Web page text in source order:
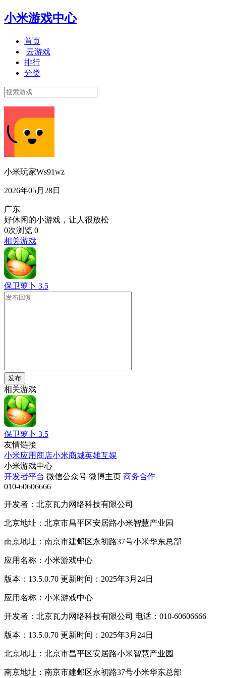
小米游戏中心
首页
云游戏
排行
分类
小米玩家Ws91wz
2026年05月28日
广东
好休闲的小游戏，让人很放松
0次浏览 0
相关游戏
保卫萝卜 3.5
发布
相关游戏
保卫萝卜 3.5
友情链接
小米应用商店小米商城英雄互娱
小米游戏中心
开发者平台 微信公众号 微博主页 商务合作
010-60606666
开发者：北京瓦力网络科技有限公司
北京地址：北京市昌平区安居路小米智慧产业园
南京地址：南京市建邺区永初路37号小米华东总部
应用名称：小米游戏中心
版本：13.5.0.70 更新时间：2025年3月24日
应用名称：小米游戏中心
开发者：北京瓦力网络科技有限公司 电话：010-60606666
版本：13.5.0.70 更新时间：2025年3月24日
北京地址：北京市昌平区安居路小米智慧产业园
南京地址：南京市建邺区永初路37号小米华东总部